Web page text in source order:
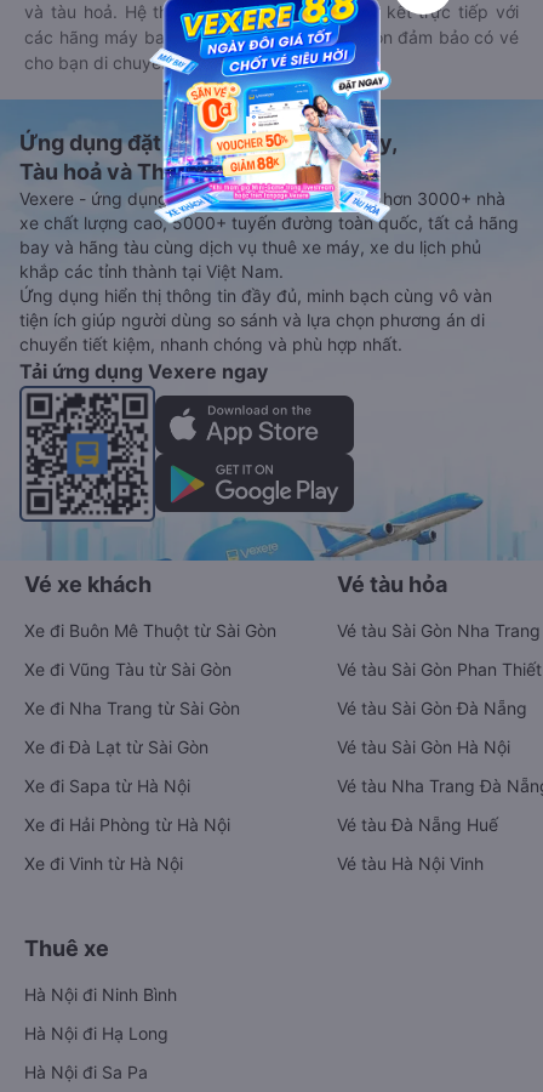
và tàu hoả. Hệ thống của Goyolo được liên kết trực tiếp với
các hãng máy bay, xe khách và tàu hoả, luôn đảm bảo có vé
cho bạn di chuyển.
Ứng dụng đặt vé Xe khách, Máy bay,
Tàu hoả và Thuê xe
Vexere - ứng dụng đặt vé đa phương tiện với hơn 3000+ nhà
xe chất lượng cao, 5000+ tuyến đường toàn quốc, tất cả hãng
bay và hãng tàu cùng dịch vụ thuê xe máy, xe du lịch phủ
khắp các tỉnh thành tại Việt Nam.
Ứng dụng hiển thị thông tin đầy đủ, minh bạch cùng vô vàn
tiện ích giúp người dùng so sánh và lựa chọn phương án di
chuyển tiết kiệm, nhanh chóng và phù hợp nhất.
Tải ứng dụng Vexere ngay
Vé xe khách
Xe đi Buôn Mê Thuột từ Sài Gòn
Xe đi Vũng Tàu từ Sài Gòn
Xe đi Nha Trang từ Sài Gòn
Xe đi Đà Lạt từ Sài Gòn
Xe đi Sapa từ Hà Nội
Xe đi Hải Phòng từ Hà Nội
Xe đi Vinh từ Hà Nội
Vé tàu hỏa
Vé tàu Sài Gòn Nha Trang
Vé tàu Sài Gòn Phan Thiết
Vé tàu Sài Gòn Đà Nẵng
Vé tàu Sài Gòn Hà Nội
Vé tàu Nha Trang Đà
Vé tàu Đà Nẵng Huế
Vé tàu Hà Nội Vinh
Thuê xe
Hà Nội đi Ninh Bình
Hà Nội đi Hạ Long
Hà Nội đi Sa Pa